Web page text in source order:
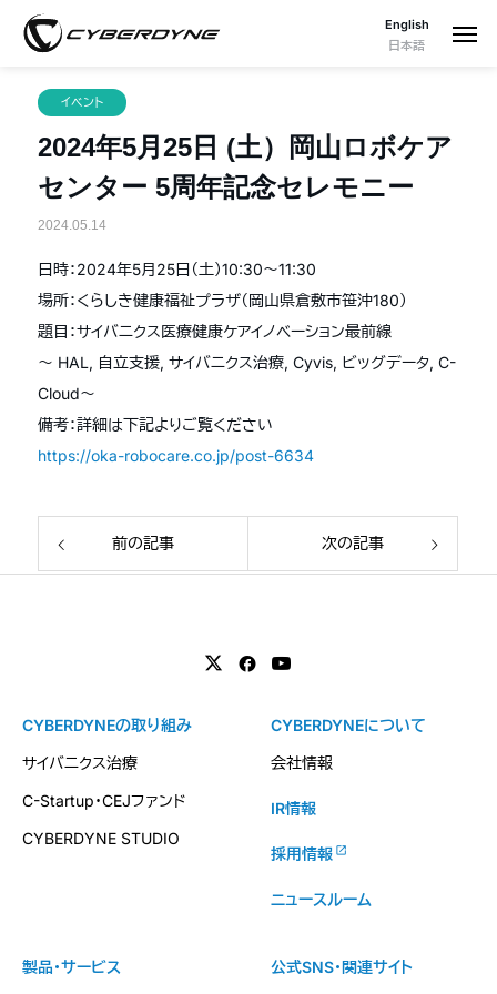
English
日本語
イベント
2024年5月25日 (土）岡山ロボケア
センター 5周年記念セレモニー
2024.05.14
日時：2024年5月25日（土）10:30〜11:30
場所：くらしき健康福祉プラザ（岡山県倉敷市笹沖180）
題目：サイバニクス医療健康ケアイノベーション最前線
〜 HAL, 自立支援, サイバニクス治療, Cyvis, ビッグデータ, C-
Cloud〜
備考：詳細は下記よりご覧ください
https://oka-robocare.co.jp/post-6634
前の記事 次の記事
製品・サービス
CYBERDYNEの取り組み
サイバニクス治療
C-Startup・CEJファンド
CYBERDYNE STUDIO
CYBERDYNEについて
会社情報
IR情報
採用情報
ニュースルーム
公式SNS・関連サイト